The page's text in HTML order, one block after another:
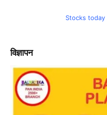
Stocks today
विज्ञापन